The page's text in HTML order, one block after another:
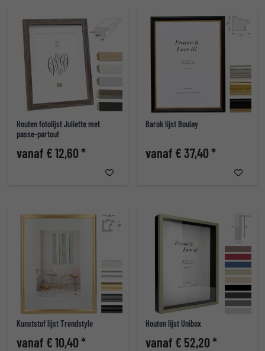
Houten fotolijst Juliette met
passe-partout
vanaf € 12,60 *
Barok lijst Boulay
vanaf € 37,40 *
Kunststof lijst Trendstyle
vanaf € 10,40 *
Houten lijst Unibox
vanaf € 52,20 *